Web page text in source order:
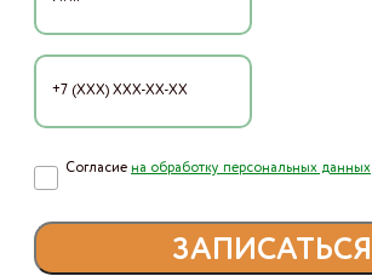
Согласие на обработку персональных данных